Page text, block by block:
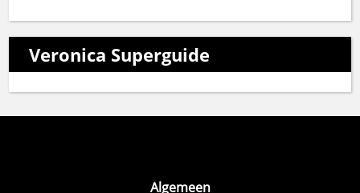
Veronica Superguide
Algemeen